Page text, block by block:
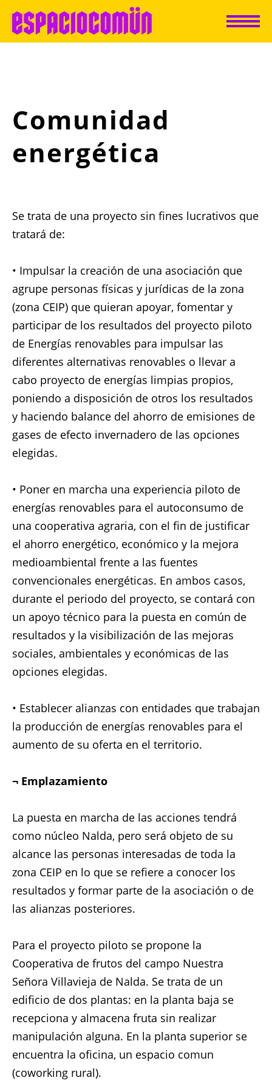
Comunidad
energética
Se trata de una proyecto sin fines lucrativos que
tratará de:
• Impulsar la creación de una asociación que
agrupe personas físicas y jurídicas de la zona
(zona CEIP) que quieran apoyar, fomentar y
participar de los resultados del proyecto piloto
de Energías renovables para impulsar las
diferentes alternativas renovables o llevar a
cabo proyecto de energías limpias propios,
poniendo a disposición de otros los resultados
y haciendo balance del ahorro de emisiones de
gases de efecto invernadero de las opciones
elegidas.
• Poner en marcha una experiencia piloto de
energías renovables para el autoconsumo de
una cooperativa agraria, con el fin de justificar
el ahorro energético, económico y la mejora
medioambiental frente a las fuentes
convencionales energéticas. En ambos casos,
durante el periodo del proyecto, se contará con
un apoyo técnico para la puesta en común de
resultados y la visibilización de las mejoras
sociales, ambientales y económicas de las
opciones elegidas.
• Establecer alianzas con entidades que trabajan
la producción de energías renovables para el
aumento de su oferta en el territorio.
¬ Emplazamiento
La puesta en marcha de las acciones tendrá
como núcleo Nalda, pero será objeto de su
alcance las personas interesadas de toda la
zona CEIP en lo que se refiere a conocer los
resultados y formar parte de la asociación o de
las alianzas posteriores.
Para el proyecto piloto se propone la
Cooperativa de frutos del campo Nuestra
Señora Villavieja de Nalda. Se trata de un
edificio de dos plantas: en la planta baja se
recepciona y almacena fruta sin realizar
manipulación alguna. En la planta superior se
encuentra la oficina, un espacio comun
(coworking rural).